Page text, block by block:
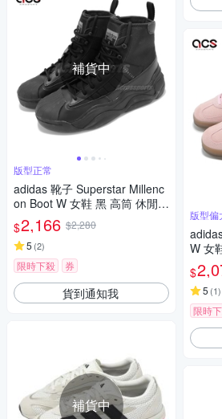
補貨中
版型正常
adidas 靴子 Superstar Millenc
on Boot W 女鞋 黑 高筒 休閒鞋
貝殼頭 愛迪達 IG5320
$2,166 $2,280
5 (2)
限時下殺 券
貨到通知我
補貨中
版型偏
W 女
鞋
$
5 (1)
限時